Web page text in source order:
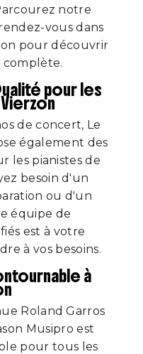
notre
vous dans
pour découvrir
pour les
de concert, Le
également des
les pianistes de
besoin d'un
ou d'un
équipe de
est à votre
à vos besoins.
à
Roland Garros
Musipro est
pour tous les